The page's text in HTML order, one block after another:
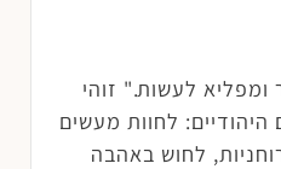
לעשות." זוהי
לחוות מעשים
לחוש באהבה